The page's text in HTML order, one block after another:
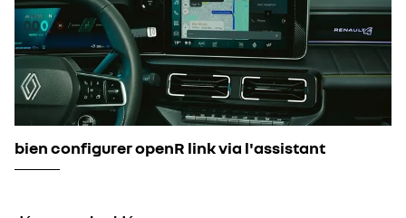
bien configurer openR link via l'assistant